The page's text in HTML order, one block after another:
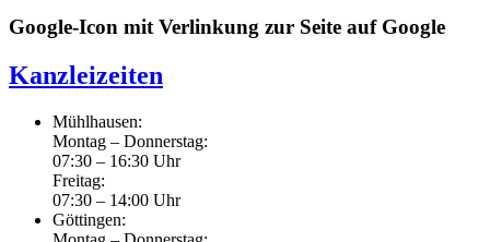
Google-Icon mit Verlinkung zur Seite auf Google
Kanzleizeiten
Mühlhausen:
Montag – Donnerstag:
07:30 – 16:30 Uhr
Freitag:
07:30 – 14:00 Uhr
Göttingen: